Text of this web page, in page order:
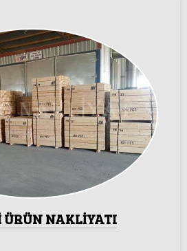
ÜRÜN NAKLİYATI